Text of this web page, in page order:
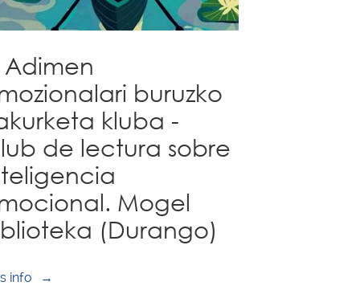
buruzko
kluba -
de lectura sobre
Mogel
(Durango)
info